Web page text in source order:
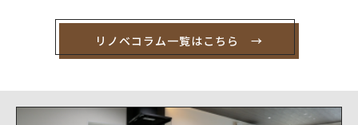
リノベコラム一覧はこちら →